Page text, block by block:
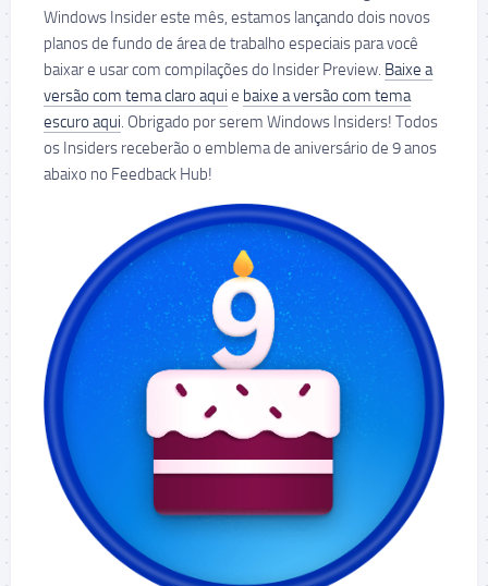
Windows Insider este mês, estamos lançando dois novos
planos de fundo de área de trabalho especiais para você
baixar e usar com compilações do Insider Preview. Baixe a
versão com tema claro aqui e baixe a versão com tema
escuro aqui. Obrigado por serem Windows Insiders! Todos
os Insiders receberão o emblema de aniversário de 9 anos
abaixo no Feedback Hub!